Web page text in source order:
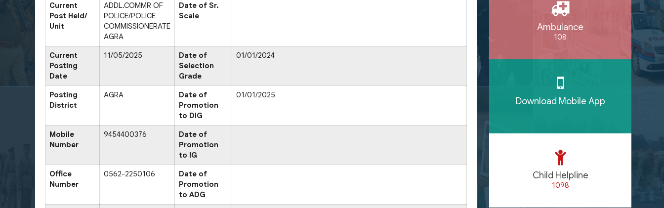
Current
Post Held/
Unit
ADDL.COMMR OF
POLICE/POLICE
COMMISSIONERATE
AGRA
Date of Sr.
Scale
Current
Posting
Date
11/05/2025
Date of
Selection
Grade
01/01/2024
Posting
District
AGRA
Date of
Promotion
to DIG
01/01/2025
Mobile
Number
9454400376
Date of
Promotion
to IG
Office
Number
0562-2250106
Date of
Promotion
to ADG
Ambulance
108
Download Mobile App
Child Helpline
1098